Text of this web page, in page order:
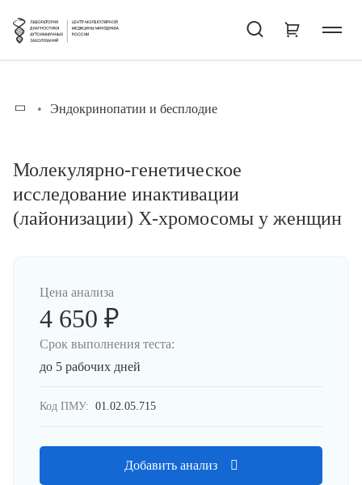
Эндокринопатии и бесплодие
Молекулярно-генетическое
исследование инактивации
(лайонизации) Х-хромосомы у женщин
Цена анализа
4 650 ₽
Срок выполнения теста:
до 5 рабочих дней
Код ПМУ: 01.02.05.715
Добавить анализ